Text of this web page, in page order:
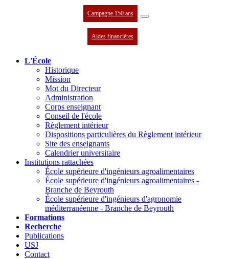
Campagne 150 ans
Aides financières
L'École
Historique
Mission
Mot du Directeur
Administration
Corps enseignant
Conseil de l'école
Règlement intérieur
Dispositions particulières du Règlement intérieur
Site des enseignants
Calendrier universitaire
Institutions rattachées
École supérieure d'ingénieurs agroalimentaires
École supérieure d'ingénieurs agroalimentaires -
Branche de Beyrouth
École supérieure d'ingénieurs d'agronomie
méditerranéenne - Branche de Beyrouth
Formations
Recherche
Publications
USJ
Contact